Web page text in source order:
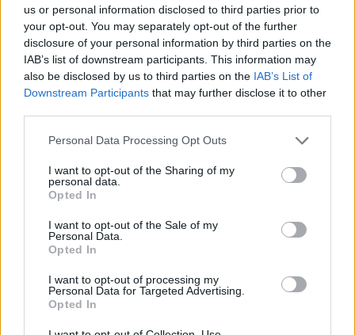
us or personal information disclosed to third parties prior to
your opt-out. You may separately opt-out of the further
disclosure of your personal information by third parties on the
IAB’s list of downstream participants. This information may
also be disclosed by us to third parties on the IAB’s List of
Downstream Participants that may further disclose it to other
Please note that this website/app uses one or more Google
not limited to your visit or usage behaviour. You may click to
grant or deny consent to Google and its third-party tags to
use your data for below specified purposes in below Google
consent section.
Personal Data Processing Opt Outs
I want to opt-out of the Sharing of my
personal data.
Opted In
I want to opt-out of the Sale of my
Personal Data.
Opted In
I want to opt-out of processing my
Personal Data for Targeted Advertising.
Opted In
08. 05.
EZÉRT PÁRÁSODIK BE
ÁLLANDÓAN AZ ABLAK – EGYSZERŰBB
A MEGOLDÁS, MINT GONDOLNÁD
Villámgyors megoldás
08. 04.
NEM ECETTEL ÉS NEM SZÓDABIKARBÓNÁVAL:
A legjobb trükk
08. 03.
HA MINDIG EZT A MONDATOT HASZNÁLOD, AZ
Te szoktad?
EMIATT CSÖKKENHET A HATÁSUK
Érdemes odafigyelni rá